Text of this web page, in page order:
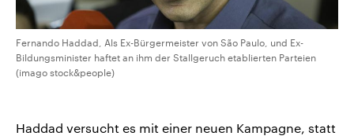
Fernando Haddad, Als Ex-Bürgermeister von São Paulo, und Ex-
Bildungsminister haftet an ihm der Stallgeruch etablierten Parteien
(imago stock&people)
Haddad versucht es mit einer neuen Kampagne, statt